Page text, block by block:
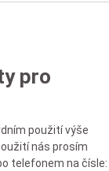
pro
použití výše
nás prosím
telefonem na čísle: